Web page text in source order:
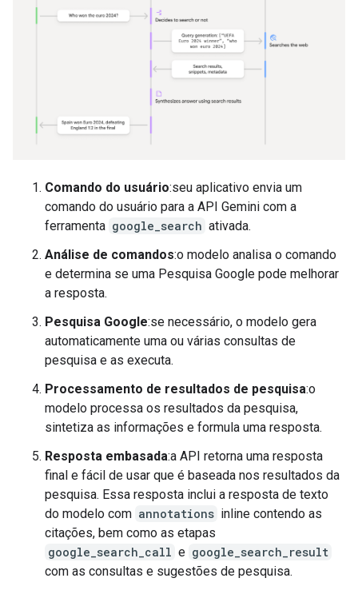
Comando do usuário:seu aplicativo envia um
comando do usuário para a API Gemini com a
ferramenta google_search ativada.
Análise de comandos:o modelo analisa o comando
e determina se uma Pesquisa Google pode melhorar
a resposta.
Pesquisa Google:se necessário, o modelo gera
automaticamente uma ou várias consultas de
pesquisa e as executa.
Processamento de resultados de pesquisa:o
modelo processa os resultados da pesquisa,
sintetiza as informações e formula uma resposta.
Resposta embasada:a API retorna uma resposta
final e fácil de usar que é baseada nos resultados da
pesquisa. Essa resposta inclui a resposta de texto
do modelo com annotations inline contendo as
citações, bem como as etapas
google_search_call e google_search_result
com as consultas e sugestões de pesquisa.